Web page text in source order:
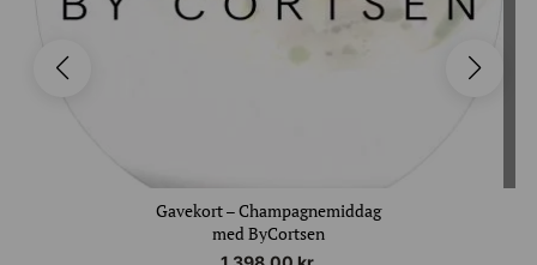
Gavekort – Champagnemiddag
med ByCortsen